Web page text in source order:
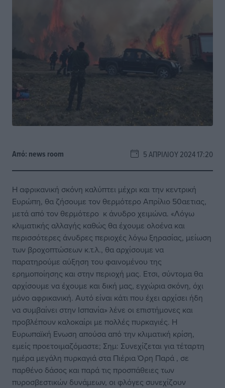
Από: news room 5 ΑΠΡΙΛΊΟΥ 2024 17:20
Η αφρικανική σκόνη καλύπτει μέχρι και την κεντρική
Ευρώπη, θα ζήσουμε τον θερμότερο Απρίλιο 50αετιας,
μετά από τον θερμότερο κ άνυδρο χειμώνα. «Λόγω
κλιματικής αλλαγής καθώς θα έχουμε ολοένα και
περισσότερες άνυδρες περιοχές λόγω ξηρασίας, μείωση
των βροχοπτώσεων κ.τ.λ., θα αρχίσουμε να
παρατηρούμε αύξηση του φαινομένου της
ερημοποίησης και στην περιοχή μας. Ετσι, σύντομα θα
αρχίσουμε να έχουμε και δική μας, εγχώρια σκόνη, όχι
μόνο αφρικανική. Αυτό είναι κάτι που έχει αρχίσει ήδη
να συμβαίνει στην Ισπανία» λένε οι επιστήμονες και
προβλέπουν καλοκαίρι με πολλές πυρκαγιές. Η
Ευρωπαϊκή Ενωση απούσα από την κλιματική κρίση,
εμείς προετοιμαζόμαστε; Σημ: Συνεχίζεται για τέταρτη
ημέρα μεγάλη πυρκαγιά στα Πιέρια Όρη Παρά , σε
παρθένο δάσος και παρά τις προσπάθειες των
πυροσβεστικών δυνάμεων, οι φλόγες συνεχίζουν